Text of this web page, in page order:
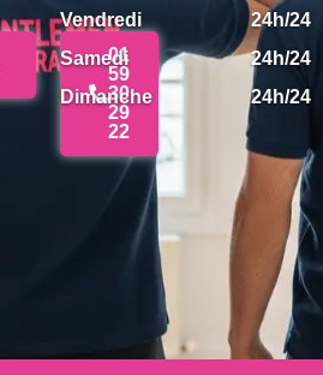
01
59
30
29
22
Vendredi
24h/24
Samedi
24h/24
Dimanche
24h/24